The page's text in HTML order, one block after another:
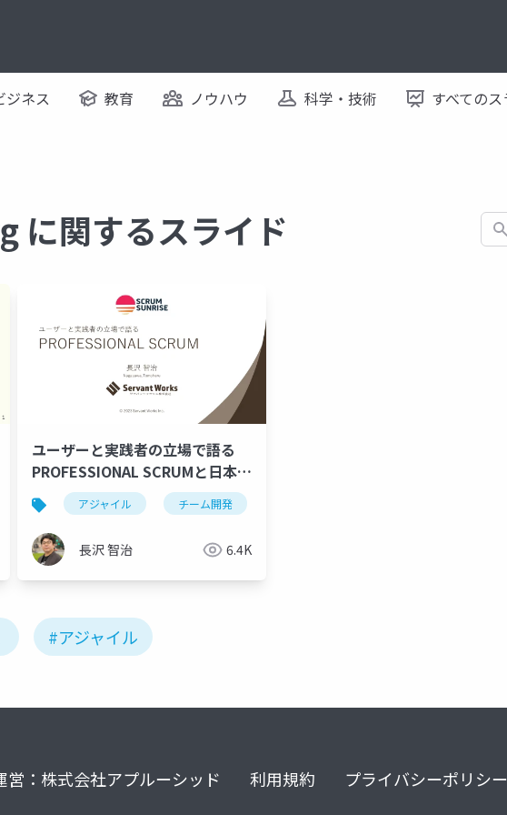
ジネス 教育 ノウハウ 科学・技術 すべてのス
に関するスライド 検索
ユーザーと実践者の立場で語る
PROFESSIONAL SCRUMと日本で
のアジャイルの展望それからアジ
ャイルコーチ活用のススメ
アジャイル チーム開発
長沢 智治 6.4K
#アジャイル
営：株式会社アプルーシッド 利用規約 プライバシーポリシー